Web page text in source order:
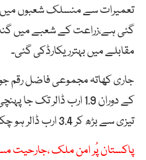
تعمیرات سے منسلک شعبوں
گئی ہے،زراعت کے شعبے میں
مقابلے میں بہترریکارڈکی گئی۔
کے دوران 1.9 ارب ڈالر تک
تیزی سے بڑھ کر 3.4 ارب ڈالر ہو چکا ہے۔
پاکستان پُر امن ملک ،جارحیت